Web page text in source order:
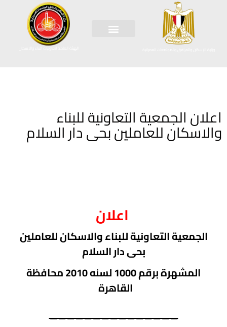
الهيئة العامة لتعاونيات البناء والاسكان
اعلان الجمعية التعاونية للبناء
والاسكان للعاملين بحى دار السلام
اعلان
الجمعية التعاونية للبناء والاسكان للعاملين
بحى دار السلام
المشهرة برقم 1000 لسنه 2010 محافظة
القاهرة
_______________